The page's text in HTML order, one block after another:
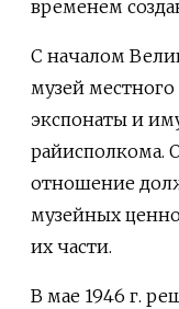
временем
С началом
музей
экспонаты и
райисполкома.
отношение
музейных
их части.
В мае 1946 г.